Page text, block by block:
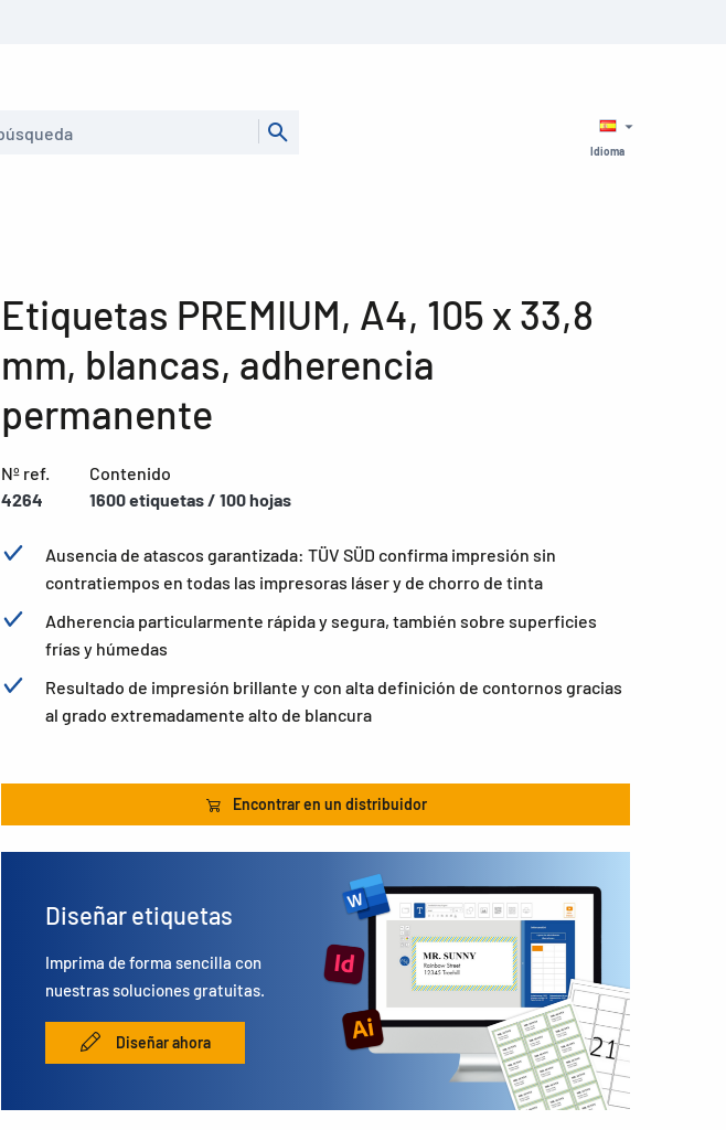
Idioma
Etiquetas PREMIUM, A4, 105 x 33,8
mm, blancas, adherencia
permanente
Nº ref.
4264
Contenido
1600 etiquetas / 100 hojas
Ausencia de atascos garantizada: TÜV SÜD confirma impresión sin
contratiempos en todas las impresoras láser y de chorro de tinta
Adherencia particularmente rápida y segura, también sobre superficies
frías y húmedas
Resultado de impresión brillante y con alta definición de contornos gracias
al grado extremadamente alto de blancura
Encontrar en un distribuidor
Diseñar etiquetas
Imprima de forma sencilla con
nuestras soluciones gratuitas.
Diseñar ahora